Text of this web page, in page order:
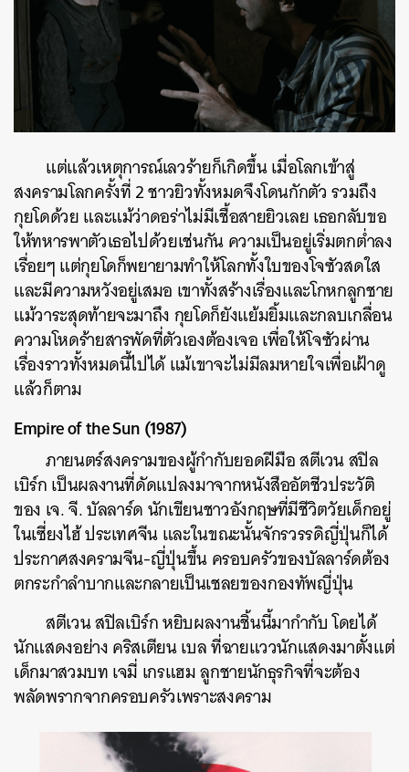
แต่แล้วเหตุการณ์เลวร้ายก็เกิดขึ้น เมื่อโลกเข้าสู่
สงครามโลกครั้งที่ 2 ชาวยิวทั้งหมดจึงโดนกักตัว รวมถึง
กุยโดด้วย และแม้ว่าดอร่าไม่มีเชื้อสายยิวเลย เธอกลับขอ
ให้ทหารพาตัวเธอไปด้วยเช่นกัน ความเป็นอยู่เริ่มตกต่ำลง
เรื่อยๆ แต่กุยโดก็พยายามทำให้โลกทั้งใบของโจซัวสดใส
และมีความหวังอยู่เสมอ เขาทั้งสร้างเรื่องและโกหกลูกชาย
แม้วาระสุดท้ายจะมาถึง กุยโดก็ยังแย้มยิ้มและกลบเกลื่อน
ความโหดร้ายสารพัดที่ตัวเองต้องเจอ เพื่อให้โจซัวผ่าน
เรื่องราวทั้งหมดนี้ไปได้ แม้เขาจะไม่มีลมหายใจเพื่อเฝ้าดู
แล้วก็ตาม
Empire of the Sun (1987)
ภายนตร์สงครามของผู้กำกับยอดฝีมือ สตีเวน สปิล
เบิร์ก เป็นผลงานที่ดัดแปลงมาจากหนังสืออัตชีวประวัติ
ของ เจ. จี. บัลลาร์ด นักเขียนชาวอังกฤษที่มีชีวิตวัยเด็กอยู่
ในเซี่ยงไฮ้ ประเทศจีน และในขณะนั้นจักรวรรดิญี่ปุ่นก็ได้
ประกาศสงครามจีน-ญี่ปุ่นขึ้น ครอบครัวของบัลลาร์ดต้อง
ตกระกำลำบากและกลายเป็นเชลยของกองทัพญี่ปุ่น
สตีเวน สปิลเบิร์ก หยิบผลงานชิ้นนี้มากำกับ โดยได้
นักแสดงอย่าง คริสเตียน เบล ที่ฉายแววนักแสดงมาตั้งแต่
เด็กมาสวมบท เจมี่ เกรแฮม ลูกชายนักธุรกิจที่จะต้อง
พลัดพรากจากครอบครัวเพราะสงคราม